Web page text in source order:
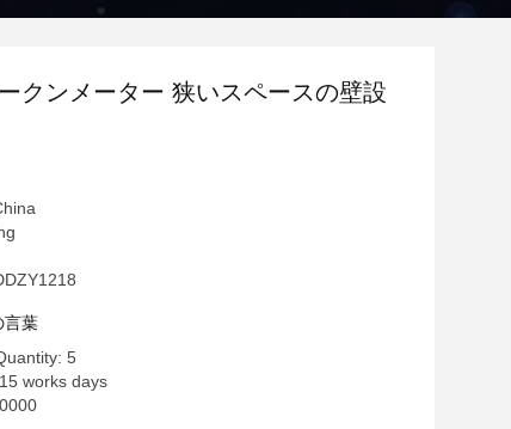
クンメーター 狭いスペースの壁設
言葉
5
works days